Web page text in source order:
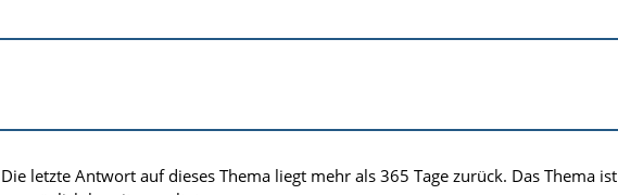
Die letzte Antwort auf dieses Thema liegt mehr als 365 Tage zurück. Das Thema ist